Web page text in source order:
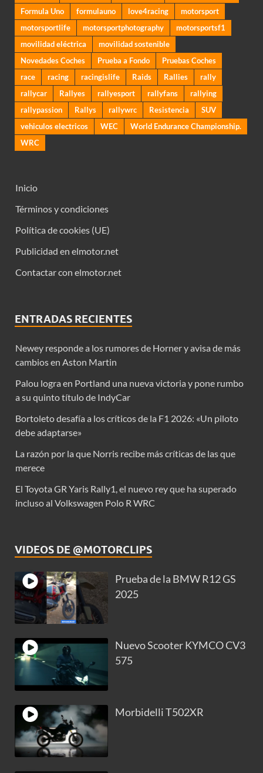
Formula Uno
formulauno love4racing
motorsport
motorsportlife
motorsportphotography
motorsportsf1
movilidad eléctrica
movilidad sostenible
Novedades Coches
Prueba a Fondo
Pruebas Coches
race
racing racingislife Raids Rallies
rally
rallycar
Rallyes rallyesport rallyfans
rallying
rallypassion
Rallys rallywrc Resistencia
SUV
vehiculos electricos
WEC
World Endurance Championship.
WRC
Inicio
Términos y condiciones
Política de cookies (UE)
Publicidad en elmotor.net
Contactar con elmotor.net
ENTRADAS RECIENTES
Newey responde a los rumores de Horner y avisa de más
cambios en Aston Martin
Palou logra en Portland una nueva victoria y pone rumbo
a su quinto título de IndyCar
Bortoleto desafía a los críticos de la F1 2026: «Un piloto
debe adaptarse»
La razón por la que Norris recibe más críticas de las que
merece
El Toyota GR Yaris Rally1, el nuevo rey que ha superado
incluso al Volkswagen Polo R WRC
VIDEOS DE @MOTORCLIPS
Prueba de la BMW R12 GS
2025
Nuevo Scooter KYMCO CV3
575
Morbidelli T502XR